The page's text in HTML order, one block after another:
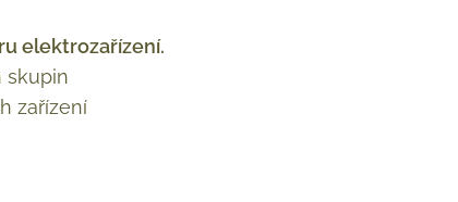
elektrozařízení.
skupin
zařízení